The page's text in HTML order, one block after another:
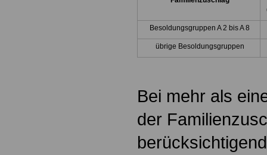
Besoldungsgruppen A 2 bis A 8
übrige Besoldungsgruppen
Bei mehr als
der